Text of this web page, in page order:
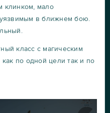
клинком, мало
в ближнем бою.
класс с магическим
по одной цели так и по